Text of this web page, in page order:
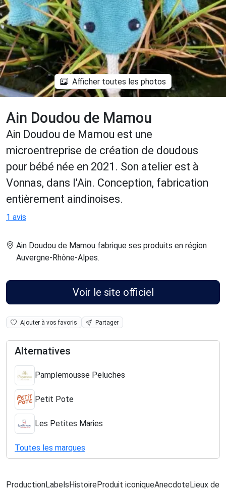
Afficher toutes les photos
Ain Doudou de Mamou
Ain Doudou de Mamou est une
microentreprise de création de doudous
pour bébé née en 2021. Son atelier est à
Vonnas, dans l'Ain. Conception, fabrication
entièrement aindinoises.
1 avis
Ain Doudou de Mamou fabrique ses produits en région
Auvergne-Rhône-Alpes.
Voir le site officiel
Ajouter à vos favoris Partager
Alternatives
Pamplemousse Peluches
Petit Pote
Les Petites Maries
Toutes les marques
ProductionLabels HistoireProduit iconiqueAnecdoteLieux de